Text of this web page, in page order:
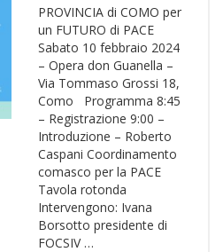
PROVINCIA di COMO per
un FUTURO di PACE
Sabato 10 febbraio 2024
– Opera don Guanella –
Via Tommaso Grossi 18,
Como Programma 8:45
– Registrazione 9:00 –
Introduzione – Roberto
Caspani Coordinamento
comasco per la PACE
Tavola rotonda
Intervengono: Ivana
Borsotto presidente di
FOCSIV …